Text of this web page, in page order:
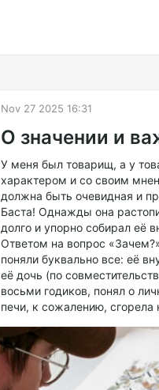
Nov 27 2025 16:31
О значении и
У меня был товарищ, а у
характером и со своим
должна быть очевидная и
Баста! Однажды она
долго и упорно собирал её
Ответом на вопрос
поняли буквально все: её
её дочь (по
восьми годиков, понял о
печи, к сожалению,